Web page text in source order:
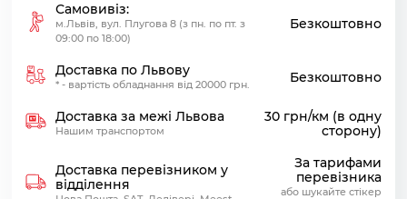
Самовивіз:
м.Львів, вул. Плугова 8 (з пн. по пт. з
09:00 по 18:00)
Безкоштовно
Доставка по Львову
* - вартість обладнання від 20000 грн. Безкоштовно
Доставка за межі Львова
Нашим транспортом
30 грн/км (в одну
сторону)
Доставка перевізником у
відділення
За тарифами
перевізника
або шукайте стікер